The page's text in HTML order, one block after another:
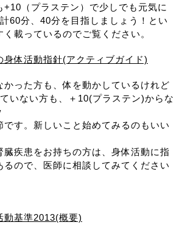
+10（プラステン）で少しでも元気に
60分、40分を目指しましょう！とい
載っているのでご覧ください。
身体活動指針(アクティブガイド)
かった方も、体を動かしているけれど
いない方も、＋10(プラステン)からな
です。新しいこと始めてみるのもいい
臓疾患をお持ちの方は、身体活動に指
るので、医師に相談してみてください
動基準2013(概要)